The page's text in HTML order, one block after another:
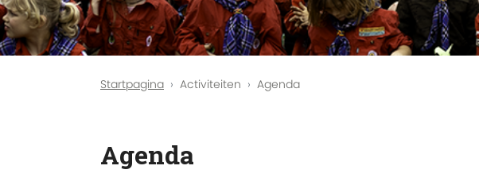
Startpagina Activiteiten Agenda
Agenda